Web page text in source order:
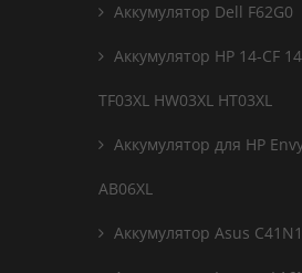
Аккумулятор Dell F62G0
Аккумулятор HP 14-CF
TF03XL HW03XL HT03XL
Аккумулятор для HP
AB06XL
Аккумулятор Asus